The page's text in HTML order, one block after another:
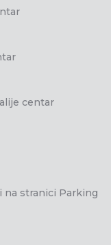
centar
na stranici Parking